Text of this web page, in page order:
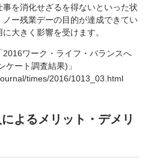
を消化せざるを得ないといった状
ー残業デーの目的が達成できてい
大きく影響を受けます。
ワーク・ライフ・バランスへ
ケート調査結果)」
times/2016/1013_03.html
よるメリット・デメリ